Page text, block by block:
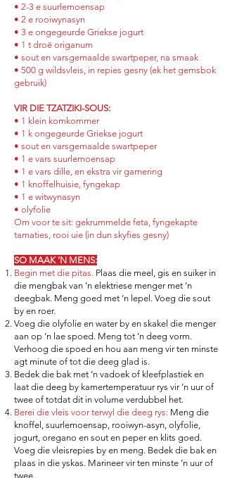
• 2-3 e suurlemoensap
• 2 e rooiwynasyn
• 3 e ongegeurde Griekse jogurt
• 1 t droë origanum
• sout en varsgemaalde swartpeper, na smaak
• 500 g wildsvleis, in repies gesny (ek het gemsbok
gebruik)
VIR DIE TZATZIKI-SOUS:
• 1 klein komkommer
• 1 k ongegeurde Griekse jogurt
• sout en varsgemaalde swartpeper
• 1 e vars suurlemoensap
• 1 e vars dille, en ekstra vir garnering
• 1 knoffelhuisie, fyngekap
• 1 e witwynasyn
• olyfolie
Om voor te sit: gekrummelde feta, fyngekapte
tamaties, rooi uie (in dun skyfies gesny)
SO MAAK ’N MENS:
Begin met die pitas. Plaas die meel, gis en suiker in
die mengbak van ’n elektriese menger met ’n
deegbak. Meng goed met ’n lepel. Voeg die sout
by en roer.
Voeg die olyfolie en water by en skakel die menger
aan op ’n lae spoed. Meng tot ’n deeg vorm.
Verhoog die spoed en hou aan meng vir ten minste
agt minute of tot die deeg glad is.
Bedek die bak met ’n vadoek of kleefplastiek en
laat die deeg by kamertemperatuur rys vir ’n uur of
twee of totdat dit in volume verdubbel het.
Berei die vleis voor terwyl die deeg rys: Meng die
knoffel, suurlemoensap, rooiwyn-asyn, olyfolie,
jogurt, oregano en sout en peper en klits goed.
Voeg die vleisrepies by en meng. Bedek die bak en
plaas in die yskas. Marineer vir ten minste ’n uur of
twee.